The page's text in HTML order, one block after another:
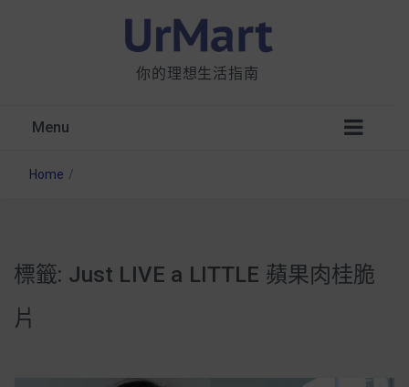
你的理想生活指南
Menu
星巴克都用 OATLY 泡咖啡？市售燕麥奶大剖
Home /
標籤: Just LIVE a LITTLE 蘋果肉桂脆
片